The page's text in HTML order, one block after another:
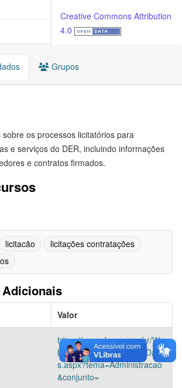
Creative Commons Attribution
4.0
Grupos
sobre os processos licitatórios para
e serviços do DER, incluindo informações
e contratos firmados.
licitacão
licitações contratações
Valor
https://www.der.sp.gov.br/We
bSite/Servicos/ConjuntoDado
s.aspx?tema=Administracao
&conjunto=